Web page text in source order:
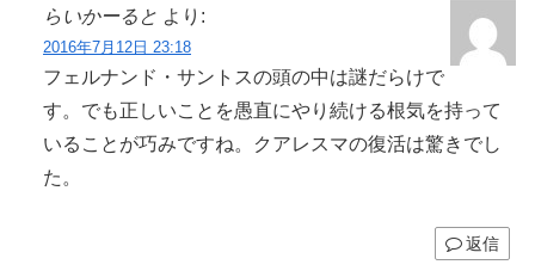
らいかーると より:
2016年7月12日 23:18
フェルナンド・サントスの頭の中は謎だらけで
す。でも正しいことを愚直にやり続ける根気を持って
いることが巧みですね。クアレスマの復活は驚きでし
た。
返信